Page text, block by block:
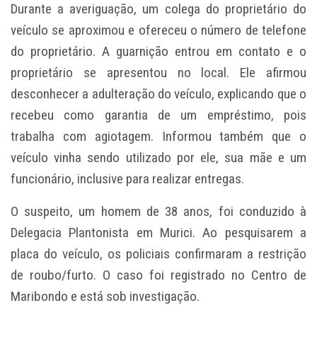
Durante a averiguação, um colega do proprietário do
veículo se aproximou e ofereceu o número de telefone
do proprietário. A guarnição entrou em contato e o
proprietário se apresentou no local. Ele afirmou
desconhecer a adulteração do veículo, explicando que o
recebeu como garantia de um empréstimo, pois
trabalha com agiotagem. Informou também que o
veículo vinha sendo utilizado por ele, sua mãe e um
funcionário, inclusive para realizar entregas.
O suspeito, um homem de 38 anos, foi conduzido à
Delegacia Plantonista em Murici. Ao pesquisarem a
placa do veículo, os policiais confirmaram a restrição
de roubo/furto. O caso foi registrado no Centro de
Maribondo e está sob investigação.